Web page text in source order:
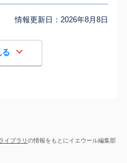
情報更新日： 2026年8月8日
る
イブラリの情報をもとにイエウール編集部